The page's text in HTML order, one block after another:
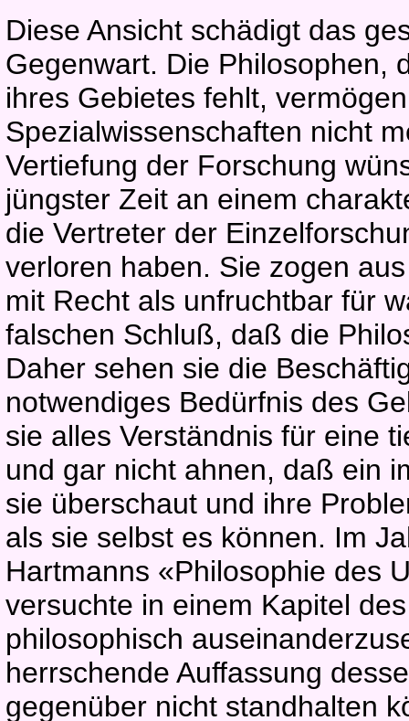
Diese Ansicht schädigt das
Gegenwart. Die Philosophen,
ihres Gebietes fehlt,
Spezialwissenschaften nicht
Vertiefung der Forschung
jüngster Zeit an einem
die Vertreter der
verloren haben. Sie zogen
mit Recht als unfruchtbar für
falschen Schluß, daß die
Daher sehen sie die
notwendiges Bedürfnis des
sie alles Verständnis für eine
und gar nicht ahnen, daß ein
sie überschaut und ihre
als sie selbst es können. Im
Hartmanns «Philosophie des
versuchte in einem Kapitel
philosophisch
herrschende Auffassung
gegenüber nicht standhalten